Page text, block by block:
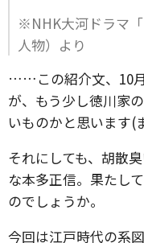
※NHK大河ドラマ
人物）より
……この紹介文、10
が、もう少し徳川家
いものかと思います(
それにしても、胡散
な本多正信。果たし
のでしょうか。
今回は江戸時代の系